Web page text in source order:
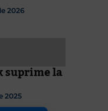
2026
suprime la
2025